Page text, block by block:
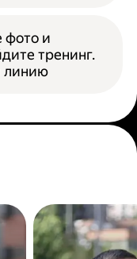
фото и
тренинг.
линию